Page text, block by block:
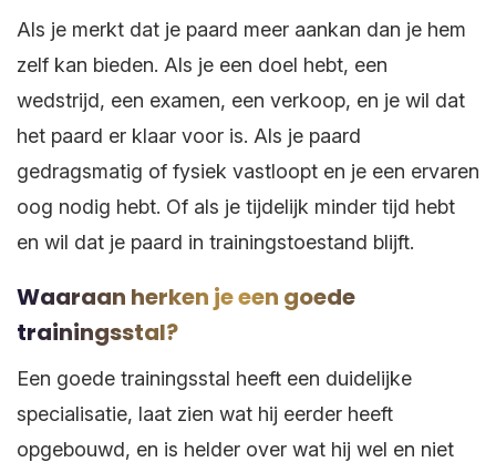
Als je merkt dat je paard meer aankan dan je hem
zelf kan bieden. Als je een doel hebt, een
wedstrijd, een examen, een verkoop, en je wil dat
het paard er klaar voor is. Als je paard
gedragsmatig of fysiek vastloopt en je een ervaren
oog nodig hebt. Of als je tijdelijk minder tijd hebt
en wil dat je paard in trainingstoestand blijft.
Waaraan herken je een goede
trainingsstal?
Een goede trainingsstal heeft een duidelijke
specialisatie, laat zien wat hij eerder heeft
opgebouwd, en is helder over wat hij wel en niet